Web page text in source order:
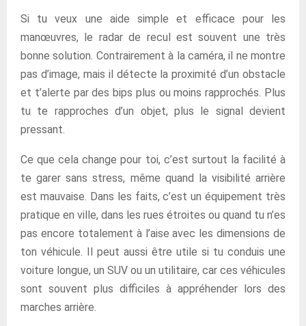
Si tu veux une aide simple et efficace pour les
manœuvres, le radar de recul est souvent une très
bonne solution. Contrairement à la caméra, il ne montre
pas d’image, mais il détecte la proximité d’un obstacle
et t’alerte par des bips plus ou moins rapprochés. Plus
tu te rapproches d’un objet, plus le signal devient
pressant.
Ce que cela change pour toi, c’est surtout la facilité à
te garer sans stress, même quand la visibilité arrière
est mauvaise. Dans les faits, c’est un équipement très
pratique en ville, dans les rues étroites ou quand tu n’es
pas encore totalement à l’aise avec les dimensions de
ton véhicule. Il peut aussi être utile si tu conduis une
voiture longue, un SUV ou un utilitaire, car ces véhicules
sont souvent plus difficiles à appréhender lors des
marches arrière.